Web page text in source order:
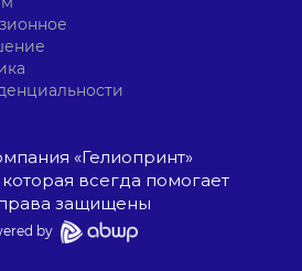
«Гелиопринт»
всегда помогает
защищены
by